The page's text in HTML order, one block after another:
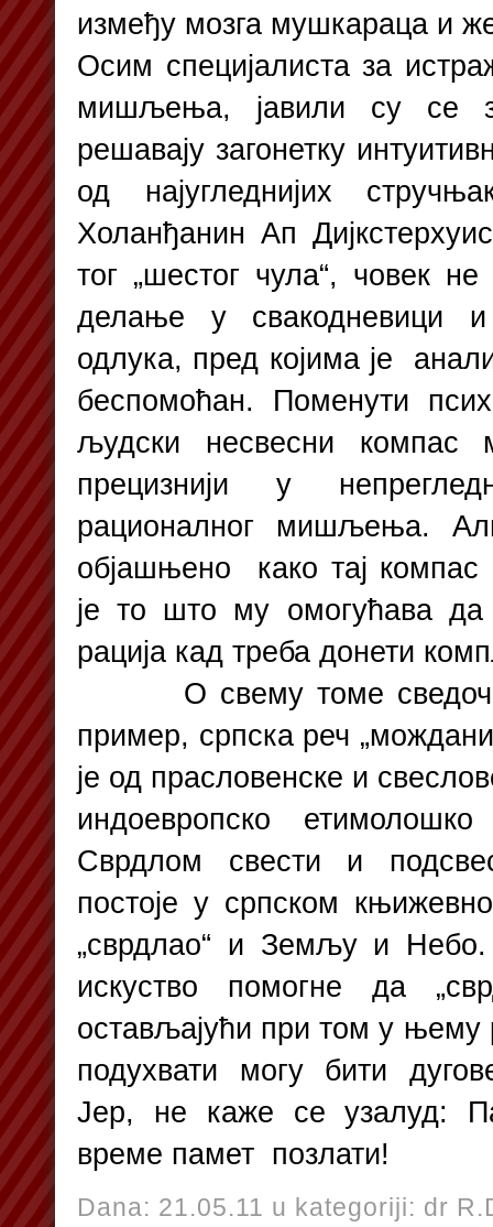
између мозга мушкараца и
Осим специјалиста за
мишљења, јавили су се
решавају загонетку
од најугледнијих
Холанђанин Ап
тог „шестог чула“, човек
делање у свакодневици
одлука, пред којима је
беспомоћан. Поменути
људски несвесни компас
прецизнији у
рационалног мишљења.
објашњено како тај
је то што му омогућава да
рација кад треба донети
О свему томе сведоче
пример, српска реч
је од прасловенске и
индоевропско
Сврдлом свести и
постоје у српском
„сврдлао“ и Земљу и
искуство помогне да
остављајући при том у њему
подухвати могу бити
Јер, не каже се узалуд:
време памет позлати!
Dana: 21.05.11 u kategoriji: dr